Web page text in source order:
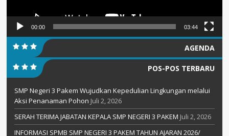
00:00 03:44
AGENDA
POS-POS TERBARU
SMP Negeri 3 Pakem Wujudkan Kepedulian Lingkungan melalui
Aksi Penanaman Pohon Juli 2, 2026
SERAH TERIMA JABATAN KEPALA SMP NEGERI 3 PAKEM Juli 2, 2026
INFORMASI SPMB SMP NEGERI 3 PAKEM TAHUN AJARAN 2026/